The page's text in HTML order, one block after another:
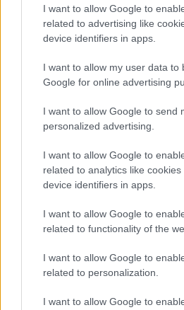
I want to allow Google to
related to advertising like
device identifiers in apps.
I want to allow my user data to
Google for online advertising
I want to allow Google to send
personalized advertising.
I want to allow Google to
related to analytics like
device identifiers in apps.
I want to allow Google to
related to functionality of the
I want to allow Google to
related to personalization.
I want to allow Google to
Nuova Zelanda: ondata di
neve a bassa quota
NOTIZIE